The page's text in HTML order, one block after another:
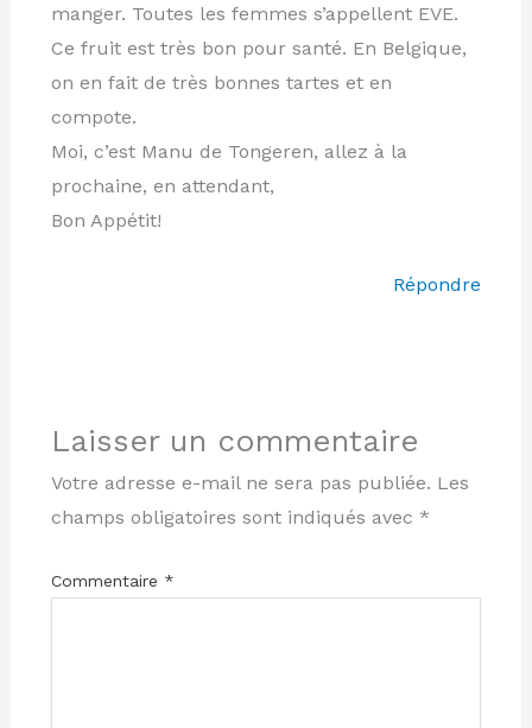
manger. Toutes les femmes s’appellent EVE.
Ce fruit est très bon pour santé. En Belgique,
on en fait de très bonnes tartes et en
compote.
Moi, c’est Manu de Tongeren, allez à la
prochaine, en attendant,
Bon Appétit!
Répondre
Laisser un commentaire
Votre adresse e-mail ne sera pas publiée. Les
champs obligatoires sont indiqués avec *
Commentaire *